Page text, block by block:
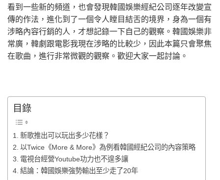
看到一些新的頻道，也會發現韓國娛樂經紀公司逐年改變宣
傳的作法，進化到了一個令人瞠目結舌的境界，身為一個有
涉略內容行銷的人，才想記錄一下自己的觀察。韓國娛樂非
常廣，韓劇跟電影我現在涉略的比較少，因此本篇只會聚焦
在歌曲，進行非常微觀的觀察。歡迎大家一起討論。
目錄
新歌推出可以玩出多少花樣？
以Twice《More & More》為例看韓國經紀公司的內容策略
電視台經營Youtube功力也不遑多讓
結論：韓國娛樂強勢輸出至少走了20年